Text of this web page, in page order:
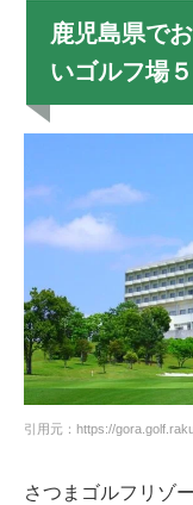
鹿児島県で
いゴルフ場
引用元：https://
さつまゴルフリゾ